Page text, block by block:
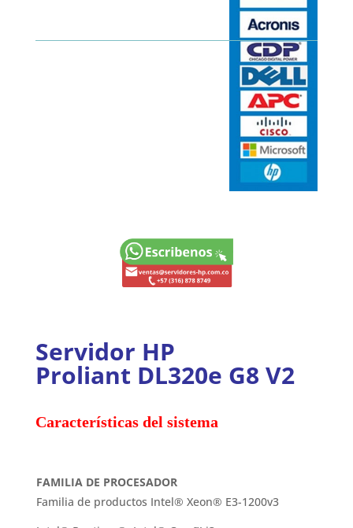
Servidor HP
Proliant DL320e G8 V2
Características del sistema
FAMILIA DE PROCESADOR
Familia de productos Intel® Xeon® E3-1200v3